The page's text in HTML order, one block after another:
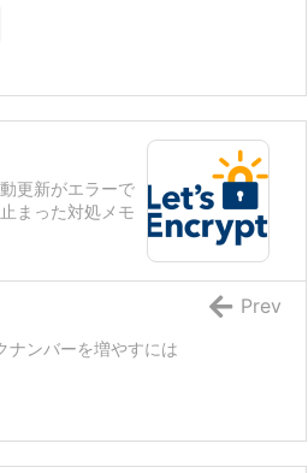
更新がエラーで
止まった対処メモ
ナンバーを増やすには
Prev